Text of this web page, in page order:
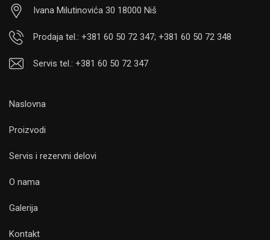
Ivana Milutinovića 30 18000 Niš
Prodaja tel.: +381 60 50 72 347; +381 60 50 72 348
Servis tel.: +381 60 50 72 347
Naslovna
Proizvodi
Servis i rezervni delovi
O nama
Galerija
Kontakt